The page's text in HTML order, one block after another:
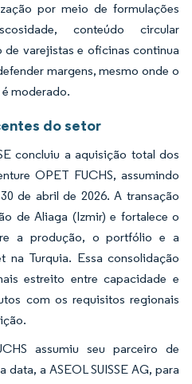
por meio de formulações
conteúdo circular
varejistas e oficinas continua
margens, mesmo onde o
moderado.
do setor
concluiu a aquisição total dos
OPET FUCHS, assumindo
de abril de 2026. A transação
de Aliaga (Izmir) e fortalece o
a produção, o portfólio e a
na Turquia. Essa consolidação
estreito entre capacidade e
com os requisitos regionais
assumiu seu parceiro de
a ASEOL SUISSE AG, para